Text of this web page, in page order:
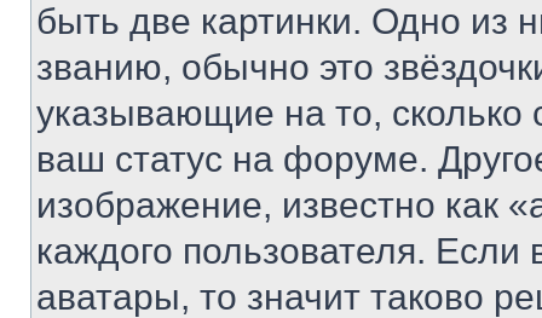
быть две картинки. Одно из
званию, обычно это
указывающие на то,
ваш статус на форуме.
изображение, известно как
каждого пользователя.
аватары, то значит таково